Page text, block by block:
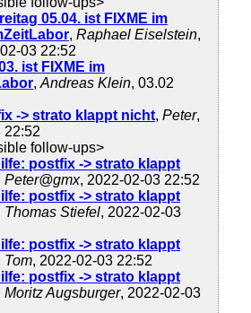
05.04. ist FIXME im
, Raphael Eiselstein,
03 22:52
ist FIXME im
, Andreas Klein, 03.02
-> strato klappt nicht, Peter,
22:52
follow-ups>
postfix -> strato klappt
Peter@gmx, 2022-02-03 22:52
postfix -> strato klappt
Thomas Stiefel, 2022-02-03
postfix -> strato klappt
Tom, 2022-02-03 22:52
postfix -> strato klappt
Moritz Augsburger, 2022-02-03